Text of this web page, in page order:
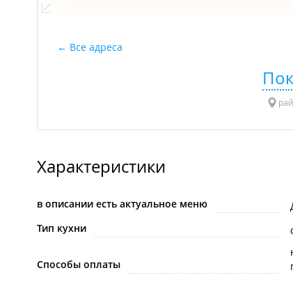
Все адреса
Характеристики
в описании есть актуальное меню
Тип кухни
Способы оплаты